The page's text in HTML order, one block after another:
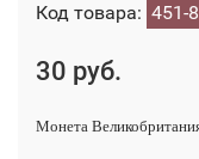
Код товара: 451-
30 руб.
Монета